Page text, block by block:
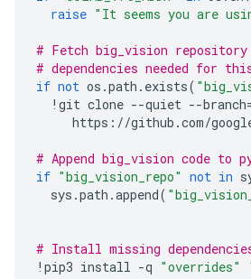
raise "It seems you are
# Fetch big_vision
# dependencies needed for
if not os .path . exists(
! git clone --quiet --branch
https : //github .com/
# Append big_vision code to
if "big_vision_repo" not in
sys .path .append(
# Install missing
! pip3 install -q "overrides"